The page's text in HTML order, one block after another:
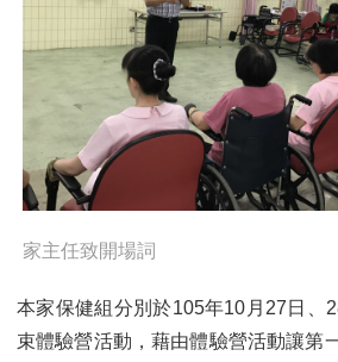
家主任致開場詞
本家保健組分別於105年10月27日、
束體驗營活動，藉由體驗營活動讓第